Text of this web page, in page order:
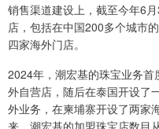
销售渠道建设上，截至今年6
店，包括在中国200多个城市
四家海外门店。
2024年，潮宏基的珠宝业务
外自营店，随后在泰国开设了
外业务，在柬埔寨开设了两家
来，潮宏基的加盟珠宝店数目